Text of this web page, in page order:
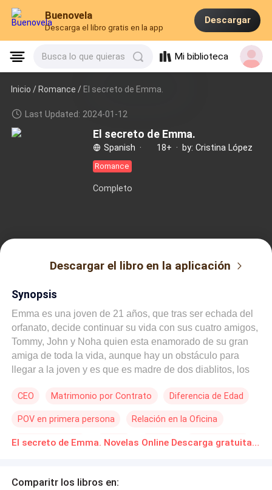
Buenovela
Descarga el libro gratis en la app
Descargar
Busca lo que quieras Mi biblioteca
Inicio /Romance / El secreto de Emma.
Last Updated: 2024-01-12
El secreto de Emma.
Spanish · 18+ · by: Cristina López
Romance
Completo
Descargar el libro en la aplicación
Synopsis
Emma es una joven de 21 años, que tras ser echada del
orfanato, decide continuar su vida con sus cuatro amigos,
Tommy, John y Noha quien esta enamorado de su gran
amiga de toda la vida, aunque hay un obstáculo para
llegar a la joven y es que es madre de dos diablitos, los
guarda un gran secreto, y es que nadie sabe quien es el
todo sale a la luz, el amor de Noha por su amiga,
concuerda con el regreso del padre de los hijos de
CEO Matrimonio por Contrato Diferencia de Edad
POV en primera persona Relación en la Oficina
Poder Femenino Híbrido Pasión Independiente El secreto de Emma. Novelas Online Descarga gratuita de PDF
Comparitr los libros en: